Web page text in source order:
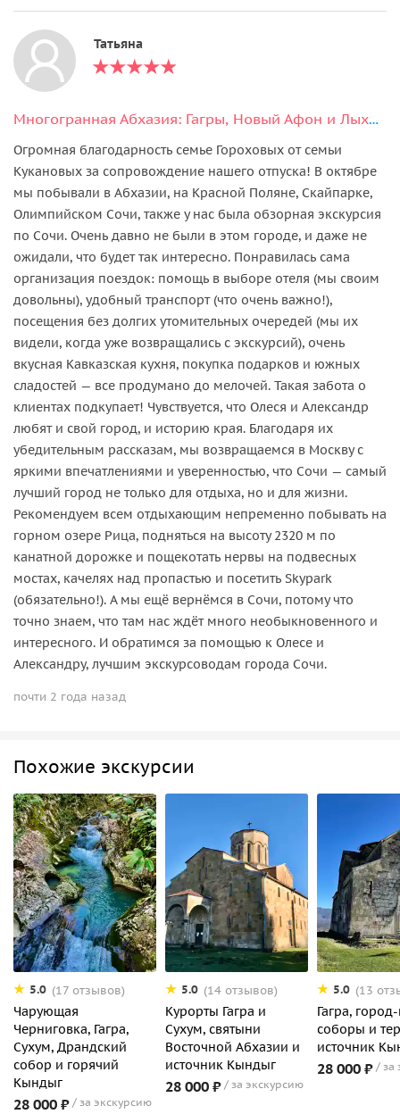
Татьяна
Многогранная Абхазия: Гагры, Новый Афон и Лыхны
Огромная благодарность семье Гороховых от семьи
Кукановых за сопровождение нашего отпуска! В октябре
мы побывали в Абхазии, на Красной Поляне, Скайпарке,
Олимпийском Сочи, также у нас была обзорная экскурсия
по Сочи. Очень давно не были в этом городе, и даже не
ожидали, что будет так интересно. Понравилась сама
организация поездок: помощь в выборе отеля (мы своим
довольны), удобный транспорт (что очень важно!),
посещения без долгих утомительных очередей (мы их
видели, когда уже возвращались с экскурсий), очень
вкусная Кавказская кухня, покупка подарков и южных
сладостей — все продумано до мелочей. Такая забота о
клиентах подкупает! Чувствуется, что Олеся и Александр
любят и свой город, и историю края. Благодаря их
убедительным рассказам, мы возвращаемся в Москву с
яркими впечатлениями и уверенностью, что Сочи — самый
лучший город не только для отдыха, но и для жизни.
Рекомендуем всем отдыхающим непременно побывать на
горном озере Рица, подняться на высоту 2320 м по
канатной дорожке и пощекотать нервы на подвесных
мостах, качелях над пропастью и посетить Skypark
(обязательно!). А мы ещё вернёмся в Сочи, потому что
точно знаем, что там нас ждёт много необыкновенного и
интересного. И обратимся за помощью к Олесе и
Александру, лучшим экскурсоводам города Сочи.
почти 2 года назад
Похожие экскурсии
5.0 (17 отзывов)
Чарующая
Черниговка, Гагра,
Сухум, Драндский
собор и горячий
Кындыг
28 000 ₽ за экскурсию
5.0 (14 отзывов)
Курорты Гагра и
Сухум, святыни
Восточной Абхазии и
источник Кындыг
28 000 ₽ за экскурсию
5.0 (13
Гагра,
соборы и
источник
28 000 ₽ за